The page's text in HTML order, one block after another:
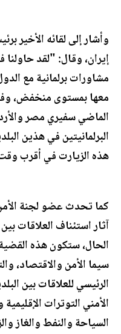
وأشار إلى لقائه
إيران، وقال: "لقد حاولنا
مشاورات برلمانية مع
معها بمستوى منخفض،
الماضي سفيري مصر
البرلمانيتين في هذين
هذه الزيارت في أقرب
كما تحدث عضو لجنة الأمن
آثار استئناف العلاقات
الحال، ستكون هذه
سيما الأمن والاقتصاد،
الرئيسي للعلاقات بين
الأمني التوترات
السياحة والنفط والغاز